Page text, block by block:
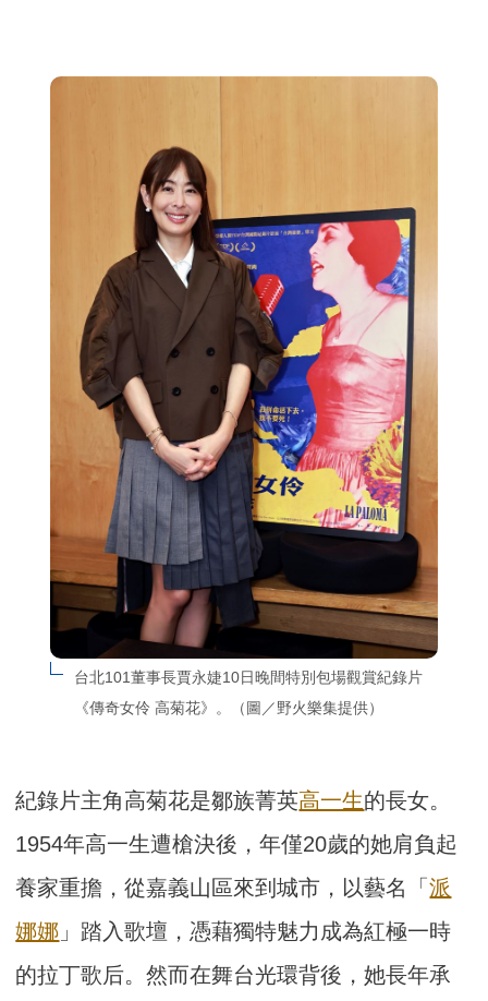
台北101董事長賈永婕10日晚間特別包場觀賞紀錄片
《傳奇女伶 高菊花》。（圖／野火樂集提供）
紀錄片主角高菊花是鄒族菁英高一生的長女。
1954年高一生遭槍決後，年僅20歲的她肩負起
養家重擔，從嘉義山區來到城市，以藝名「派
娜娜 」踏入歌壇，憑藉獨特魅力成為紅極一時
的拉丁歌后。然而在舞台光環背後，她長年承